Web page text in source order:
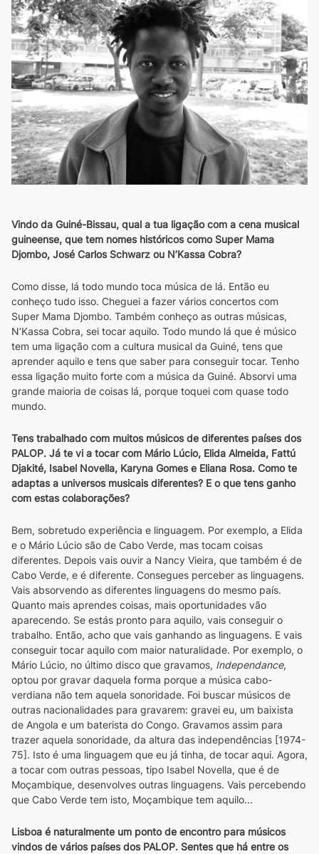
Vindo da Guiné-Bissau, qual a tua ligação com a cena musical
guineense, que tem nomes históricos como Super Mama
Djombo, José Carlos Schwarz ou N’Kassa Cobra?
Como disse, lá todo mundo toca música de lá. Então eu
conheço tudo isso. Cheguei a fazer vários concertos com
Super Mama Djombo. Também conheço as outras músicas,
N’Kassa Cobra, sei tocar aquilo. Todo mundo lá que é músico
tem uma ligação com a cultura musical da Guiné, tens que
aprender aquilo e tens que saber para conseguir tocar. Tenho
essa ligação muito forte com a música da Guiné. Absorvi uma
grande maioria de coisas lá, porque toquei com quase todo
mundo.
Tens trabalhado com muitos músicos de diferentes países dos
PALOP. Já te vi a tocar com Mário Lúcio, Elida Almeida, Fattú
Djakité, Isabel Novella, Karyna Gomes e Eliana Rosa. Como te
adaptas a universos musicais diferentes? E o que tens ganho
com estas colaborações?
Bem, sobretudo experiência e linguagem. Por exemplo, a Elida
e o Mário Lúcio são de Cabo Verde, mas tocam coisas
diferentes. Depois vais ouvir a Nancy Vieira, que também é de
Cabo Verde, e é diferente. Consegues perceber as linguagens.
Vais absorvendo as diferentes linguagens do mesmo país.
Quanto mais aprendes coisas, mais oportunidades vão
aparecendo. Se estás pronto para aquilo, vais conseguir o
trabalho. Então, acho que vais ganhando as linguagens. E vais
conseguir tocar aquilo com maior naturalidade. Por exemplo, o
Mário Lúcio, no último disco que gravamos, Independance,
optou por gravar daquela forma porque a música cabo-
verdiana não tem aquela sonoridade. Foi buscar músicos de
outras nacionalidades para gravarem: gravei eu, um baixista
de Angola e um baterista do Congo. Gravamos assim para
trazer aquela sonoridade, da altura das independências [1974-
75]. Isto é uma linguagem que eu já tinha, de tocar aqui. Agora,
a tocar com outras pessoas, tipo Isabel Novella, que é de
Moçambique, desenvolves outras linguagens. Vais percebendo
que Cabo Verde tem isto, Moçambique tem aquilo...
Lisboa é naturalmente um ponto de encontro para músicos
vindos de vários países dos PALOP. Sentes que há entre os